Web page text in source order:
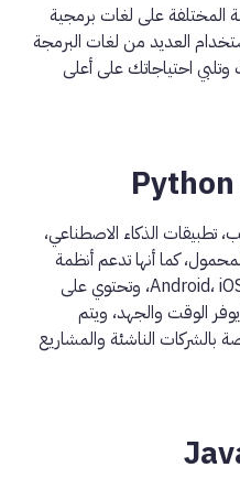
المختلفة على لغات برمجية
العديد من لغات البرمجة
احتياجاتك على أعلى
تطبيقات الذكاء الاصطناعي،
كما أنها تدعم أنظمة
تشغيل متعددة مثل Android، iOS، Windows، وتحتوي على
يوفر الوقت والجهد، ويتم
بالشركات الناشئة والمشاريع